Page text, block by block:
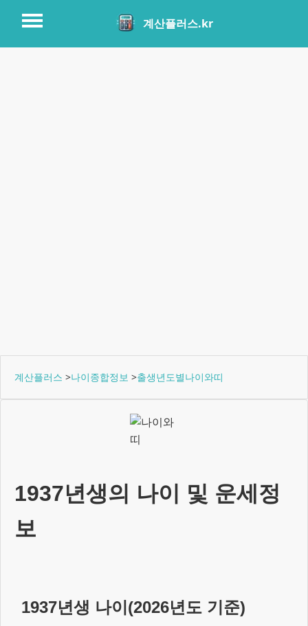
계산플러스.kr
계산플러스 >나이종합정보 >출생년도별나이와띠
1937년생의 나이 및 운세정
보
1937년생 나이(2026년도 기준)